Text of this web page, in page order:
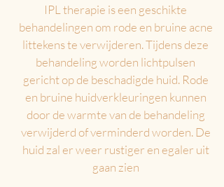
IPL therapie is een geschikte
behandelingen om rode en bruine acne
littekens te verwijderen. Tijdens deze
behandeling worden lichtpulsen
gericht op de beschadigde huid. Rode
en bruine huidverkleuringen kunnen
door de warmte van de behandeling
verwijderd of verminderd worden. De
huid zal er weer rustiger en egaler uit
gaan zien